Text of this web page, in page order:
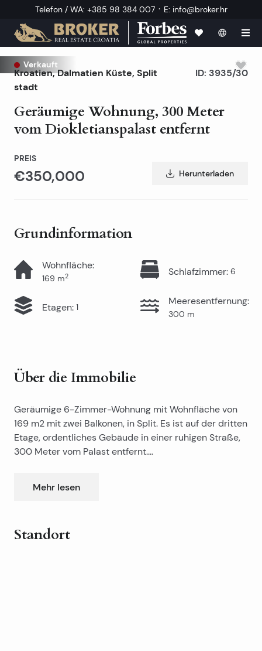
Telefon / WA: +385 98 384 007 · E: info@broker.hr
Verkauft
Kroatien,Dalmatien Küste, Split
stadt
Geräumige Wohnung, 300 Meter
vom Diokletianspalast entfernt
ID: 3935/30
PREIS
€350,000 Herunterladen
Grundinformation
Wohnfläche:
169 m2 Schlafzimmer: 6
Etagen: 1
Meeresentfernung:
300 m
Über die Immobilie
Geräumige 6-Zimmer-Wohnung mit Wohnfläche von
169 m2 mit zwei Balkonen, in Split. Es ist auf der dritten
Etage, ordentliches Gebäude in einer ruhigen Straße,
300 Meter vom Palast entfernt.
Weise umgewandelt werden. Orientiert nach Westen,
Mehr lesen
Standort